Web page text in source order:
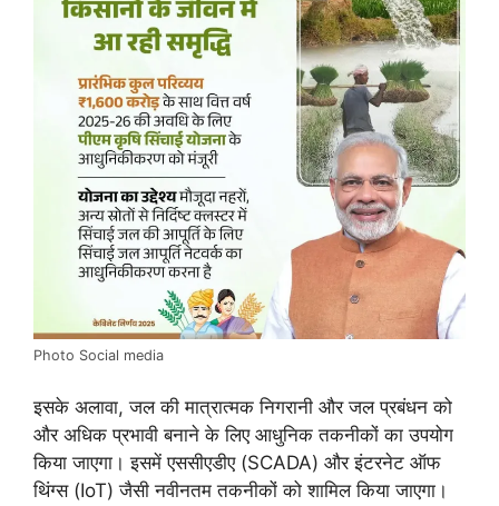
Photo Social media
इसके अलावा, जल की मात्रात्मक निगरानी और जल प्रबंधन को
और अधिक प्रभावी बनाने के लिए आधुनिक तकनीकों का उपयोग
किया जाएगा। इसमें एससीएडीए (SCADA) और इंटरनेट ऑफ
थिंग्स (IoT) जैसी नवीनतम तकनीकों को शामिल किया जाएगा।